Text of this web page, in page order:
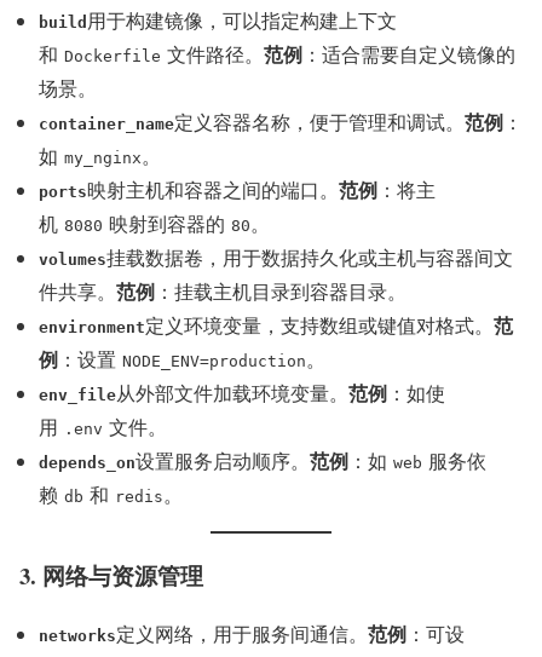
build 用于构建镜像，可以指定构建上下文
和 Dockerfile 文件路径。 范例 ：适合需要自定义镜像的
场景。
container_name定义容器名称，便于管理和调试。 范例 ：
如 my_nginx 。
ports映射主机和容器之间的端口。 范例 ：将主
机 8080 映射到容器的 80 。
volumes挂载数据卷，用于数据持久化或主机与容器间文
件共享。 范例 ：挂载主机目录到容器目录。
environment定义环境变量，支持数组或键值对格式。 范
例 ：设置 NODE_ENV=production 。
env_file从外部文件加载环境变量。 范例 ：如使
用 .env 文件。
depends_on设置服务启动顺序。 范例 ：如 web 服务依
赖 db 和 redis 。
3. 网络与资源管理
networks定义网络，用于服务间通信。 范例 ：可设